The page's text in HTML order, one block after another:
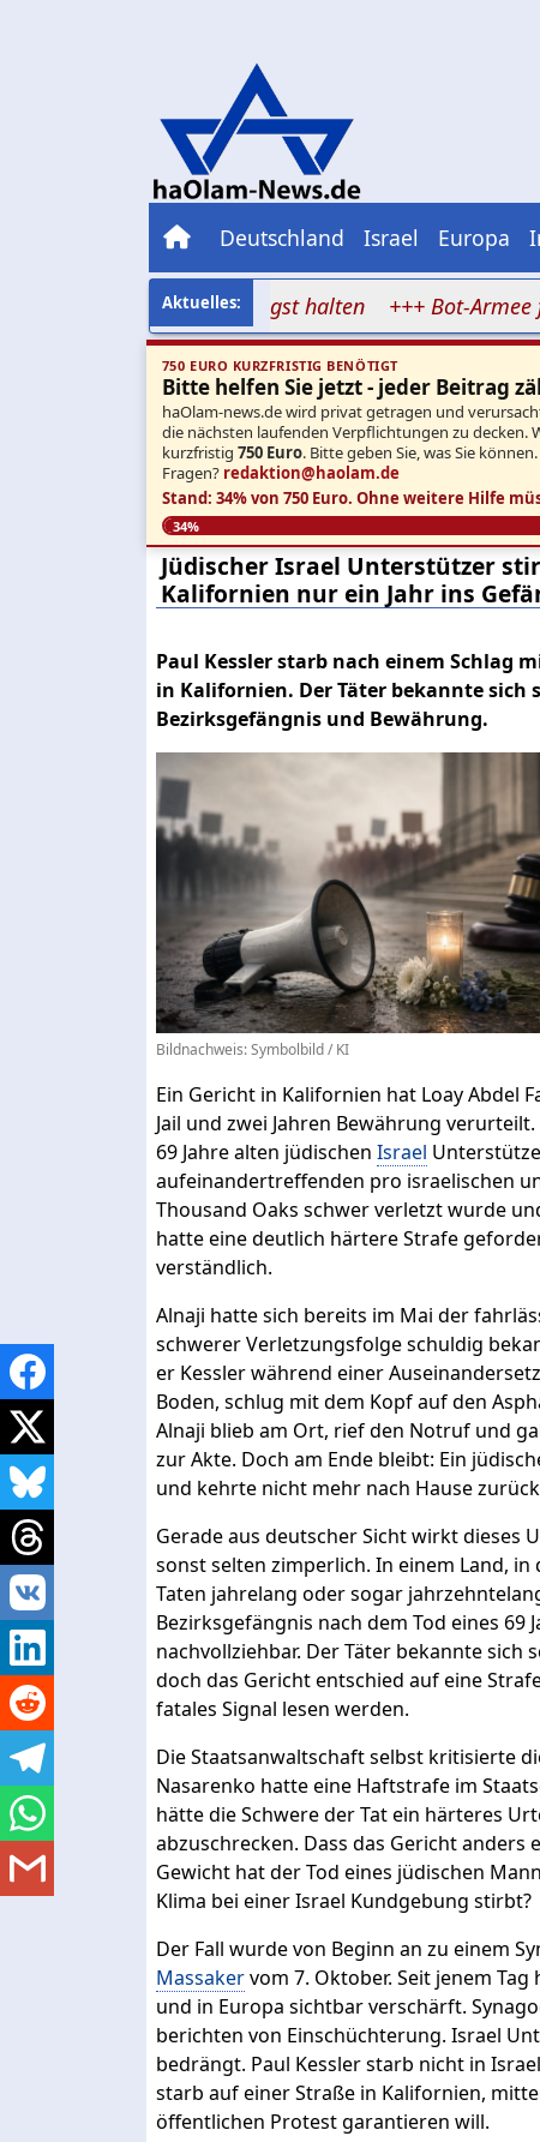
Deutschland Israel Europa
will Iran in Angst halten +++ Bot-Armee für
750 EURO KURZFRISTIG BENÖTIGT
Bitte helfen Sie jetzt - jeder Beitrag
haOlam-news.de wird privat getragen und
die nächsten laufenden Verpflichtungen zu decken.
kurzfristig 750 Euro. Bitte geben Sie, was Sie
Fragen? redaktion@haolam.de
Stand: 34% von 750 Euro. Ohne weitere Hilfe
34%
Jüdischer Israel Unterstützer
Kalifornien nur ein Jahr ins
Paul Kessler starb nach einem Schlag
in Kalifornien. Der Täter bekannte sich
Bezirksgefängnis und Bewährung.
Bildnachweis: Symbolbild / KI
Ein Gericht in Kalifornien hat Loay Abdel
Jail und zwei Jahren Bewährung
69 Jahre alten jüdischen Israel
aufeinandertreffenden pro israelischen
Thousand Oaks schwer verletzt wurde
hatte eine deutlich härtere Strafe
verständlich.
Alnaji hatte sich bereits im Mai der
schwerer Verletzungsfolge schuldig
er Kessler während einer
Boden, schlug mit dem Kopf auf den
Alnaji blieb am Ort, rief den Notruf und
zur Akte. Doch am Ende bleibt: Ein
und kehrte nicht mehr nach Hause
Gerade aus deutscher Sicht wirkt dieses
sonst selten zimperlich. In einem Land,
Taten jahrelang oder sogar
Bezirksgefängnis nach dem Tod eines
nachvollziehbar. Der Täter bekannte
doch das Gericht entschied auf eine
fatales Signal lesen werden.
Die Staatsanwaltschaft selbst kritisierte
Nasarenko hatte eine Haftstrafe im
hätte die Schwere der Tat ein härteres
abzuschrecken. Dass das Gericht anders
Gewicht hat der Tod eines jüdischen
Klima bei einer Israel Kundgebung stirbt?
Der Fall wurde von Beginn an zu einem
Massakervom 7. Oktober. Seit jenem
und in Europa sichtbar verschärft.
berichten von Einschüchterung. Israel
bedrängt. Paul Kessler starb nicht in
starb auf einer Straße in Kalifornien,
öffentlichen Protest garantieren will.